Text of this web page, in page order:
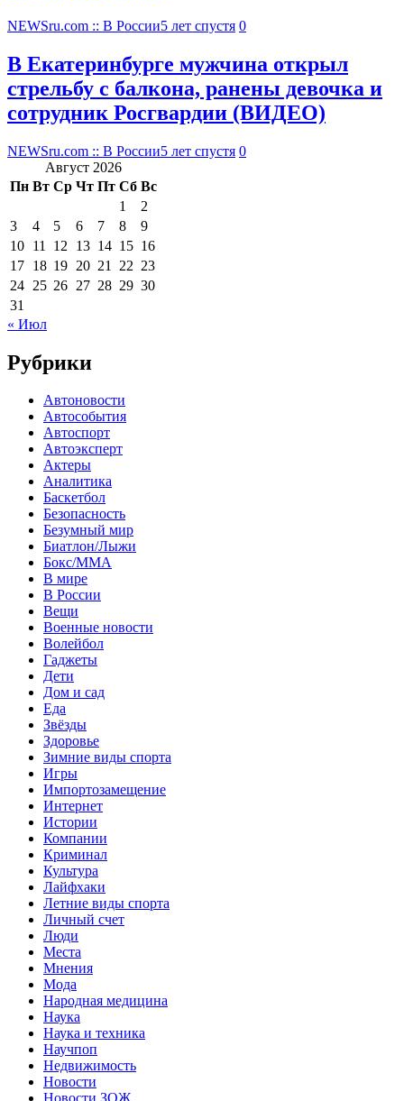
NEWSru.com :: В России5 лет спустя 0
В Екатеринбурге мужчина открыл
стрельбу с балкона, ранены девочка и
сотрудник Росгвардии (ВИДЕО)
NEWSru.com :: В России5 лет спустя 0
Август 2026
Пн Вт Ср Чт Пт Сб Вс
1
2
3
4 5 6 7 8
9
10 11 12 13 14 15 16
17 18 19 20 21 22 23
24 25 26 27 28 29 30
31
« Июл
Рубрики
Автоновости
Автособытия
Автоспорт
Автоэксперт
Актеры
Аналитика
Баскетбол
Безопасность
Безумный мир
Биатлон/Лыжи
Бокс/MMA
В мире
В России
Вещи
Военные новости
Волейбол
Гаджеты
Дети
Дом и сад
Еда
Звёзды
Здоровье
Зимние виды спорта
Игры
Импортозамещение
Интернет
Истории
Компании
Криминал
Культура
Лайфхаки
Летние виды спорта
Личный счет
Люди
Места
Мнения
Мода
Народная медицина
Наука
Наука и техника
Научпоп
Недвижимость
Новости